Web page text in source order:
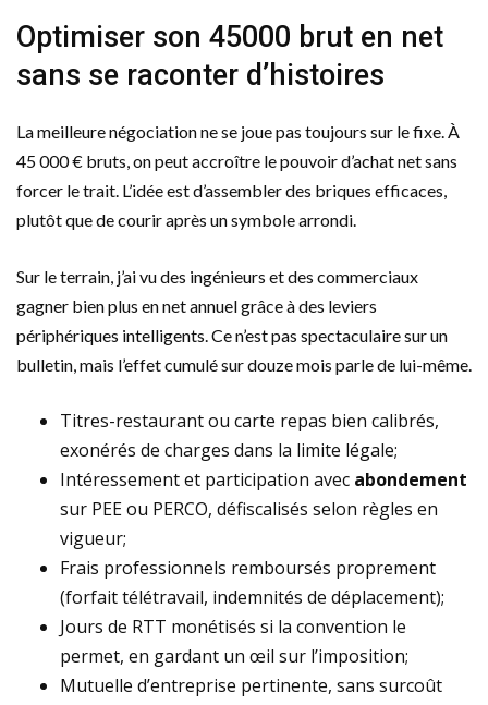
Optimiser son 45000 brut en net
sans se raconter d’histoires
La meilleure négociation ne se joue pas toujours sur le fixe. À
45 000 € bruts, on peut accroître le pouvoir d’achat net sans
forcer le trait. L’idée est d’assembler des briques efficaces,
plutôt que de courir après un symbole arrondi.
Sur le terrain, j’ai vu des ingénieurs et des commerciaux
gagner bien plus en net annuel grâce à des leviers
périphériques intelligents. Ce n’est pas spectaculaire sur un
bulletin, mais l’effet cumulé sur douze mois parle de lui-même.
Titres-restaurant ou carte repas bien calibrés,
exonérés de charges dans la limite légale;
Intéressement et participation avec abondement
sur PEE ou PERCO, défiscalisés selon règles en
vigueur;
Frais professionnels remboursés proprement
(forfait télétravail, indemnités de déplacement);
Jours de RTT monétisés si la convention le
permet, en gardant un œil sur l’imposition;
Mutuelle d’entreprise pertinente, sans surcoût